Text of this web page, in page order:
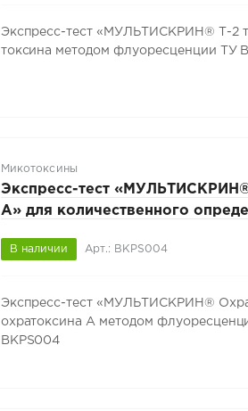
Экспресс-тест «МУЛЬТИСКРИН® Т-2
токсина методом флуоресценции ТУ
Микотоксины
Экспресс-тест
А» для количественного
101472374.019-2026, 50 тестов,
В наличии Арт.: BKPS004
Экспресс-тест «МУЛЬТИСКРИН®
охратоксина А методом
BKPS004